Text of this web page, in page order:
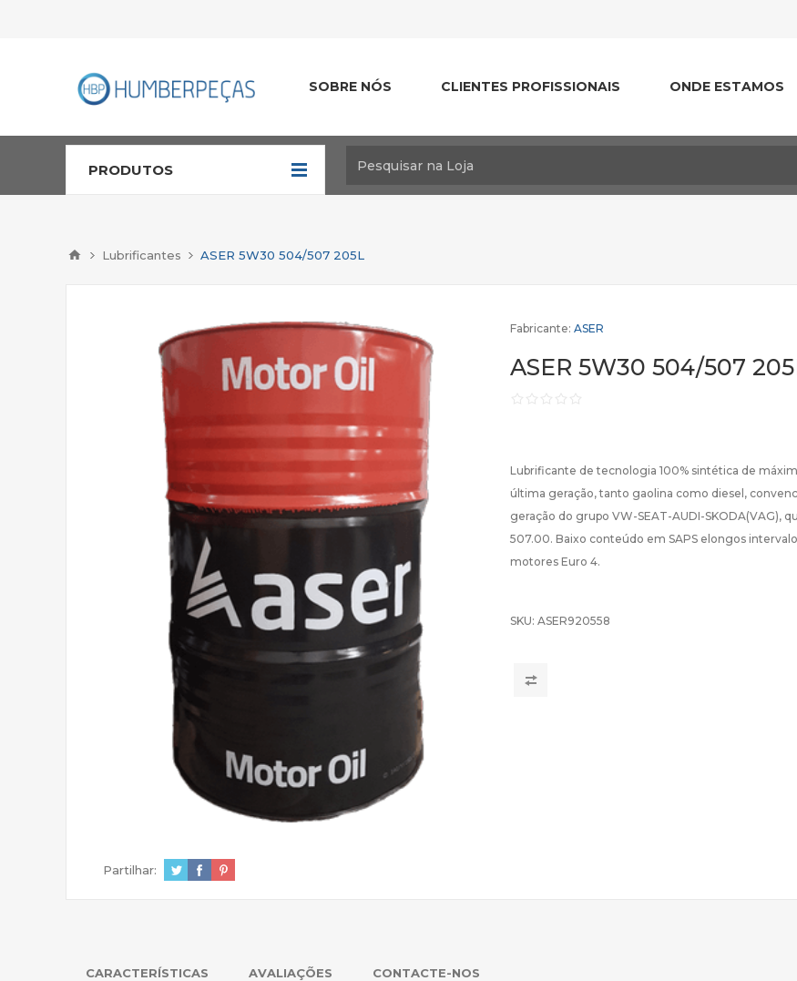
SOBRE NÓS CLIENTES PROFISSIONAIS ONDE ESTAMOS
PRODUTOS
Lubrificantes ASER 5W30 504/507 205L
Fabricante: ASER
ASER 5W30 504/507
Lubrificante de tecnologia 100% sintética de
última geração, tanto gaolina como diesel,
geração do grupo VW-SEAT-AUDI-
507.00. Baixo conteúdo em SAPS elongos
motores Euro 4.
SKU: ASER920558
Partilhar:
CARACTERÍSTICAS AVALIAÇÕES CONTACTE-NOS